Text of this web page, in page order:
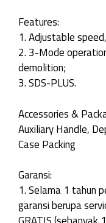
Features:
1. Adjustable
2. 3-Mode
demolition;
3. SDS-PLUS.
Accessories &
Auxiliary Handle,
Case Packing
Garansi:
1. Selama 1 tahun
garansi berupa